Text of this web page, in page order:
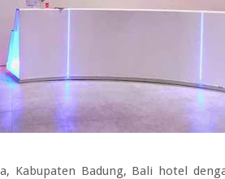
Kabupaten Badung, Bali hotel